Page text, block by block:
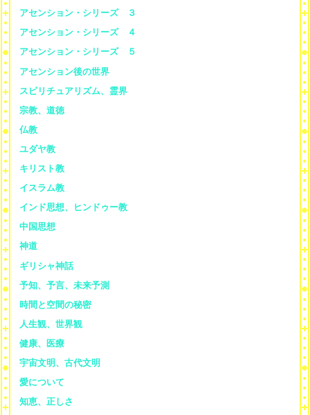
アセンション・シリーズ ３
アセンション・シリーズ ４
アセンション・シリーズ ５
アセンション後の世界
スピリチュアリズム、霊界
宗教、道徳
仏教
ユダヤ教
キリスト教
イスラム教
インド思想、ヒンドゥー教
中国思想
神道
ギリシャ神話
予知、予言、未来予測
時間と空間の秘密
人生観、世界観
健康、医療
宇宙文明、古代文明
愛について
知恵、正しさ